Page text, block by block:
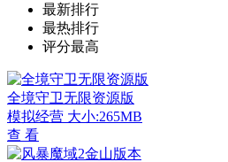
最新排行
最热排行
评分最高
全境守卫无限资源版
模拟经营 大小:265MB
查 看